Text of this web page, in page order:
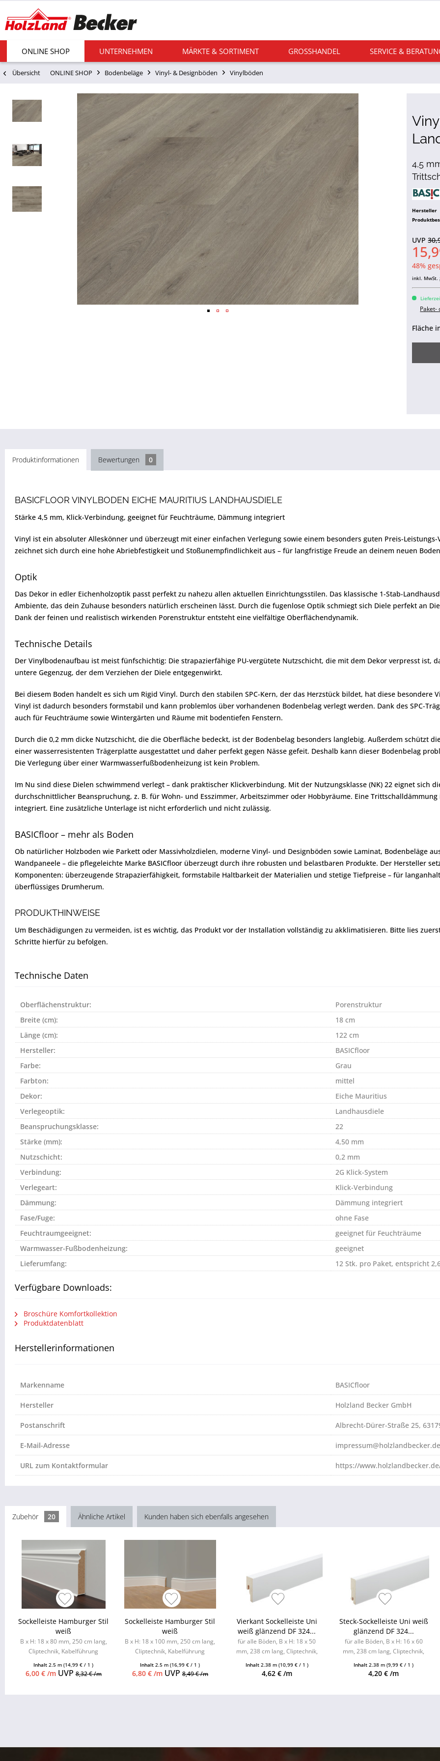
ONLINE SHOP UNTERNEHMEN MÄRKTE & SORTIMENT GROSSHANDEL SERVICE &
Übersicht ONLINE SHOP Bodenbeläge Vinyl- & Designböden Vinylböden
4,5
Hersteller
UVP
48%
inkl. MwSt.
Paket-
Fläche
Produktinformationen Bewertungen 0
BASICFLOOR VINYLBODEN EICHE MAURITIUS LANDHAUSDIELE
Stärke 4,5 mm, Klick-Verbindung, geeignet für Feuchträume, Dämmung integriert
Vinyl ist ein absoluter Alleskönner und überzeugt mit einer einfachen Verlegung sowie einem besonders guten Preis-
zeichnet sich durch eine hohe Abriebfestigkeit und Stoßunempfindlichkeit aus – für langfristige Freude an deinem neuen
Optik
Das Dekor in edler Eichenholzoptik passt perfekt zu nahezu allen aktuellen Einrichtungsstilen. Das klassische 1-Stab-
Ambiente, das dein Zuhause besonders natürlich erscheinen lässt. Durch die fugenlose Optik schmiegt sich Diele perfekt an
Dank der feinen und realistisch wirkenden Porenstruktur entsteht eine vielfältige Oberflächendynamik.
Technische Details
Der Vinylbodenaufbau ist meist fünfschichtig: Die strapazierfähige PU-vergütete Nutzschicht, die mit dem Dekor verpresst ist,
untere Gegenzug, der dem Verziehen der Diele entgegenwirkt.
Bei diesem Boden handelt es sich um Rigid Vinyl. Durch den stabilen SPC-Kern, der das Herzstück bildet, hat diese
Vinyl ist dadurch besonders formstabil und kann problemlos über vorhandenen Bodenbelag verlegt werden. Dank des SPC-
auch für Feuchträume sowie Wintergärten und Räume mit bodentiefen Fenstern.
Durch die 0,2 mm dicke Nutzschicht, die die Oberfläche bedeckt, ist der Bodenbelag besonders langlebig. Außerdem schützt
einer wasserresistenten Trägerplatte ausgestattet und daher perfekt gegen Nässe gefeit. Deshalb kann dieser Bodenbelag
Die Verlegung über einer Warmwasserfußbodenheizung ist kein Problem.
Im Nu sind diese Dielen schwimmend verlegt – dank praktischer Klickverbindung. Mit der Nutzungsklasse (NK) 22 eignet sich
durchschnittlicher Beanspruchung, z. B. für Wohn- und Esszimmer, Arbeitszimmer oder Hobbyräume. Eine
integriert. Eine zusätzliche Unterlage ist nicht erforderlich und nicht zulässig.
BASICfloor – mehr als Boden
Ob natürlicher Holzboden wie Parkett oder Massivholzdielen, moderne Vinyl- und Designböden sowie Laminat, Bodenbeläge
Wandpaneele – die pflegeleichte Marke BASICfloor überzeugt durch ihre robusten und belastbaren Produkte. Der Hersteller
Komponenten: überzeugende Strapazierfähigkeit, formstabile Haltbarkeit der Materialien und stetige Tiefpreise – für
überflüssiges Drumherum.
PRODUKTHINWEISE
Um Beschädigungen zu vermeiden, ist es wichtig, das Produkt vor der Installation vollständig zu akklimatisieren. Bitte lies
Schritte hierfür zu befolgen.
Technische Daten
Oberflächenstruktur:
Porenstruktur
Breite (cm):
18 cm
Länge (cm):
122 cm
Hersteller:
BASICfloor
Farbe:
Grau
Farbton:
mittel
Dekor:
Eiche Mauritius
Verlegeoptik:
Landhausdiele
Beanspruchungsklasse:
22
Stärke (mm):
4,50 mm
Nutzschicht:
0,2 mm
Verbindung:
2G Klick-System
Verlegeart:
Klick-Verbindung
Dämmung:
Dämmung integriert
Fase/Fuge:
ohne Fase
Feuchtraumgeeignet:
geeignet für Feuchträume
Warmwasser-Fußbodenheizung:
geeignet
Lieferumfang:
12 Stk. pro Paket, entspricht
Verfügbare Downloads:
Broschüre Komfortkollektion
Produktdatenblatt
Herstellerinformationen
Markenname BASICfloor
Hersteller Holzland Becker GmbH
Postanschrift Albrecht-Dürer-Straße 25,
E-Mail-Adresse impressum@holzlandbecker.de
URL zum Kontaktformular https://
Zubehör 20 Ähnliche Artikel Kunden haben sich ebenfalls angesehen
Sockelleiste Hamburger Stil
weiß
B x H: 18 x 80 mm, 250 cm lang,
Cliptechnik, Kabelführung
Zubehör...
Inhalt2.5 m(14,99 € / 1 )
6,00 € /mUVP8,32 € /m
Sockelleiste Hamburger Stil
weiß
B x H: 18 x 100 mm, 250 cm lang,
Cliptechnik, Kabelführung
Zubehör...
Inhalt2.5 m(16,99 € / 1 )
6,80 € /mUVP 8,49 € /m
Vierkant Sockelleiste Uni
weiß glänzend DF 324...
für alle Böden, B x H: 18 x 50
mm, 238 cm lang, Cliptechnik,
erhältlich
Inhalt 2.38 m (10,99 € / 1 )
4,62 € /m
Steck-Sockelleiste Uni weiß
glänzend DF 324...
für alle Böden, B x H: 16 x 60
mm, 238 cm lang, Cliptechnik,
erhältlich
Inhalt2.38 m(9,99 € / 1 )
4,20 € /m